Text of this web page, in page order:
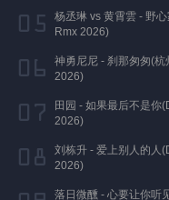
杨丞琳 vs 黄霄雲 - 野
Rmx 2026)
神勇尼尼 - 刹那匆匆(
2026)
田园 - 如果最后不是你
2026)
刘栋升 - 爱上别人的人
2026)
落日微醺 - 心要让你听